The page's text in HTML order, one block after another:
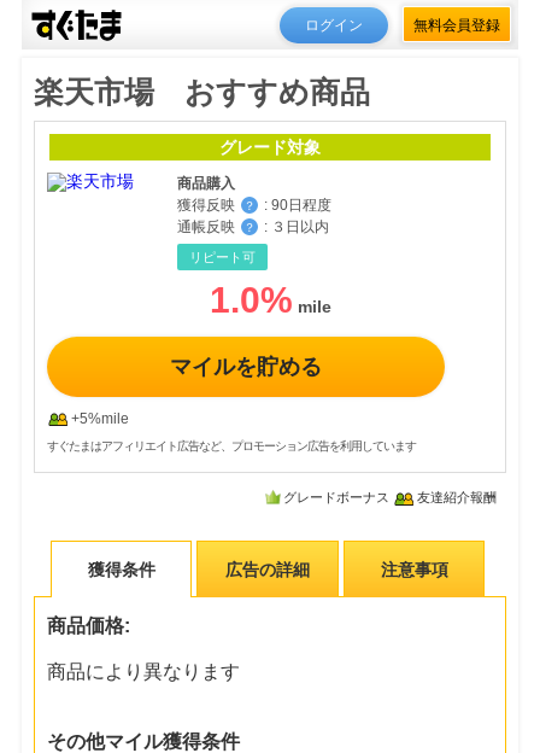
ログイン 無料会員登録
楽天市場 おすすめ商品
グレード対象
商品購入
獲得反映
？ : 90日程度
通帳反映
？ : ３日以内
リピート可
1.0%
マイルを貯める
+5%mile
すぐたまはアフィリエイト広告など、プロモーション広告を利用しています
グレードボーナス 友達紹介報酬
獲得条件 広告の詳細 注意事項
商品価格:
商品により異なります
その他マイル獲得条件